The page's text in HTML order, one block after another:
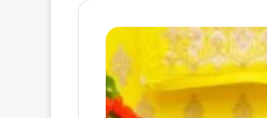
Premanand
Maharaj
News
:
प्रेमानंद